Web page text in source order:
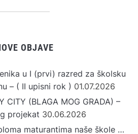
OBJAVE
u I (prvi) razred za školsku
– ( II upisni rok ) 01.07.2026
CITY (BLAGA MOG GRADA) –
projekat 30.06.2026
maturantima naše škole …